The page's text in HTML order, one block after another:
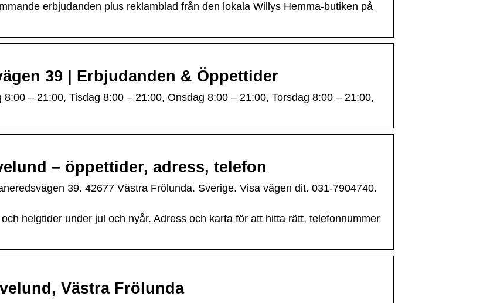
erbjudanden plus reklamblad från den lokala Willys Hemma-butiken på
39 | Erbjudanden & Öppettider
– 21:00, Tisdag 8:00 – 21:00, Onsdag 8:00 – 21:00, Torsdag 8:00 – 21:00,
– öppettider, adress, telefon
39. 42677 Västra Frölunda. Sverige. Visa vägen dit. 031-7904740.
helgtider under jul och nyår. Adress och karta för att hitta rätt, telefonnummer
Västra Frölunda